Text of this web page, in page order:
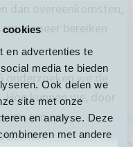
cookies
en advertenties te
media te bieden
Ook delen we
site met onze
en analyse. Deze
met andere
dan overeenkomsten,
meer bereiken
we de
kunnen we, door
aan een